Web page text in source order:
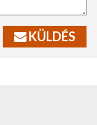
KÜLDÉS